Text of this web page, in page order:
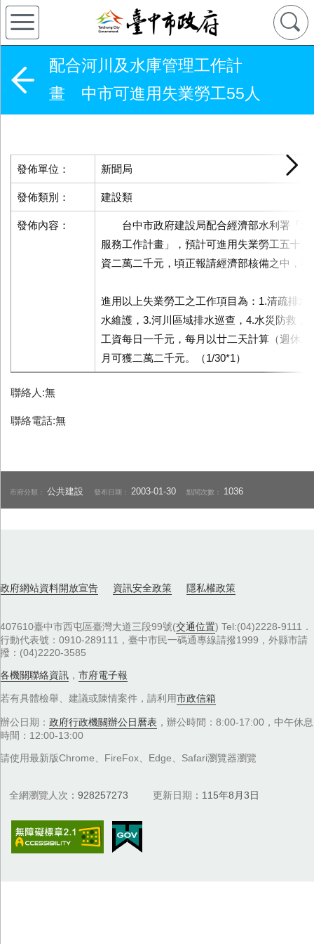
配合河川及水庫管理工作計
畫 中市可進用失業勞工55人
發佈單位： 新聞局
發佈類別： 建設類
發佈內容：
台中市政府建設局配合經濟部水利署「河
服務工作計畫」，預計可進用失業勞工五十
資二萬二千元，頃正報請經濟部核備之中，
進用以上失業勞工之工作項目為：1.清疏排水
水維護，3.河川區域排水巡查，4.水災防救，
工資每日一千元，每月以廿二天計算（週休
月可獲二萬二千元。（1/30*1）
聯絡人:無
聯絡電話:無
市府分類：公共建設 發布日期： 2003-01-30 點閱次數： 1036
政府網站資料開放宣告 資訊安全政策 隱私權政策
407610臺中市西屯區臺灣大道三段99號(交通位置) Tel:(04)2228-9111．
行動代表號：0910-289111，臺中市民一碼通專線請撥1999，外縣市請
撥：(04)2220-3585
各機關聯絡資訊 ， 市府電子報
若有具體檢舉、建議或陳情案件，請利用市政信箱
辦公日期： 政府行政機關辦公日曆表 ，辦公時間：8:00-17:00，中午休息
時間：12:00-13:00
請使用最新版Chrome、FireFox、Edge、Safari瀏覽器瀏覽
全網瀏覽人次 928257273 更新日期 115年8月3日